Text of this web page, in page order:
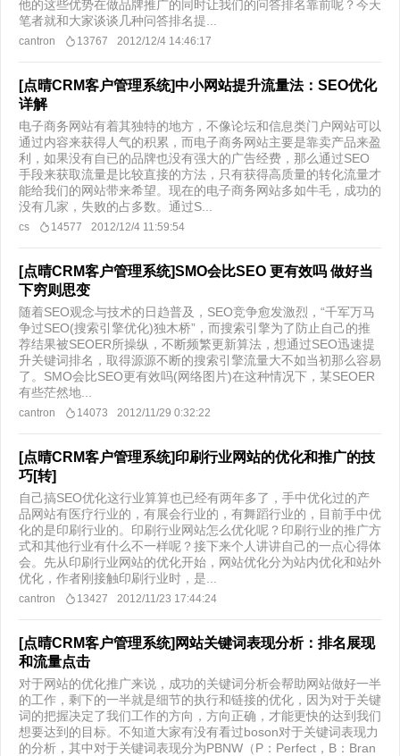
他的这些优势在做品牌推广的同时让我们的问答排名靠前呢？今天
笔者就和大家谈谈几种问答排名提...
cantron 13767 2012/12/4 14:46:17
[点晴CRM客户管理系统]中小网站提升流量法：SEO优化
详解
电子商务网站有着其独特的地方，不像论坛和信息类门户网站可以
通过内容来获得人气的积累，而电子商务网站主要是靠卖产品来盈
利，如果没有自已的品牌也没有强大的广告经费，那么通过SEO
手段来获取流量是比较直接的方法，只有获得高质量的转化流量才
能给我们的网站带来希望。现在的电子商务网站多如牛毛，成功的
没有几家，失败的占多数。通过S...
cs 14577 2012/12/4 11:59:54
[点晴CRM客户管理系统]SMO会比SEO 更有效吗 做好当
下穷则思变
随着SEO观念与技术的日趋普及，SEO竞争愈发激烈，“千军万马
争过SEO(搜索引擎优化)独木桥”，而搜索引擎为了防止自己的推
荐结果被SEOER所操纵，不断频繁更新算法，想通过SEO迅速提
升关键词排名，取得源源不断的搜索引擎流量大不如当初那么容易
了。SMO会比SEO更有效吗(网络图片)在这种情况下，某SEOER
有些茫然地...
cantron 14073 2012/11/29 0:32:22
[点晴CRM客户管理系统]印刷行业网站的优化和推广的技
巧[转]
自己搞SEO优化这行业算算也已经有两年多了，手中优化过的产
品网站有医疗行业的，有展会行业的，有舞蹈行业的，目前手中优
化的是印刷行业的。印刷行业网站怎么优化呢？印刷行业的推广方
式和其他行业有什么不一样呢？接下来个人讲讲自己的一点心得体
会。先从印刷行业网站的优化开始，网站优化分为站内优化和站外
优化，作者刚接触印刷行业时，是...
cantron 13427 2012/11/23 17:44:24
[点晴CRM客户管理系统]网站关键词表现分析：排名展现
和流量点击
对于网站的优化推广来说，成功的关键词分析会帮助网站做好一半
的工作，剩下的一半就是细节的执行和链接的优化，因为对于关键
词的把握决定了我们工作的方向，方向正确，才能更快的达到我们
想要达到的目标。不知道大家有没有看过boson对于关键词表现力
的分析，其中对于关键词表现分为PBNW（P：Perfect，B：Bran